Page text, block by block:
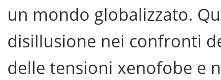
un mondo globalizzato.
disillusione nei confronti
delle tensioni xenofobe e